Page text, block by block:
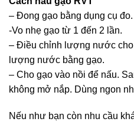
– Đong gạo bằng dụng cụ đo.
-Vo nhẹ gạo từ 1 đến 2 lần.
– Điều chỉnh lượng nước
lượng nước bằng gạo.
– Cho gạo vào nồi để nấu.
không mở nắp. Dùng ngon
Nếu như bạn còn nhu cầu